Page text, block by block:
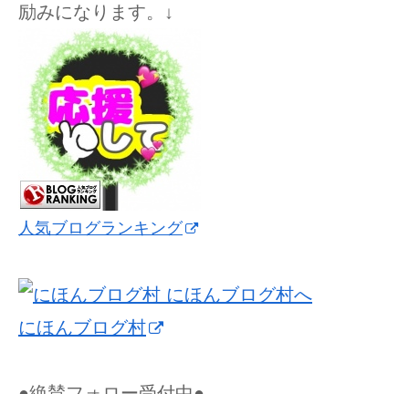
励みになります。↓
人気ブログランキング
にほんブログ村